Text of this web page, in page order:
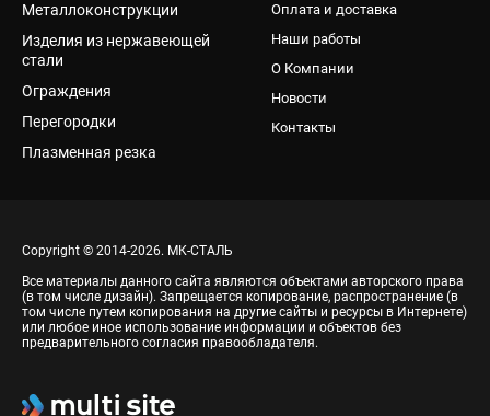
Металлоконструкции
Изделия из нержавеющей
стали
Ограждения
Перегородки
Плазменная резка
Оплата и доставка
Наши работы
О Компании
Новости
Контакты
Copyright © 2014-2026. МК-СТАЛЬ
Все материалы данного сайта являются объектами авторского права
(в том числе дизайн). Запрещается копирование, распространение (в
том числе путем копирования на другие сайты и ресурсы в Интернете)
или любое иное использование информации и объектов без
предварительного согласия правообладателя.